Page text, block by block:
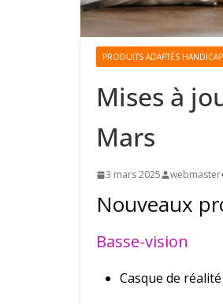
PRODUITS ADAPTÉS HANDICAP
Mises à
Mars
3 mars 2025 webmaster
Nouveaux
Basse-vision
Casque de